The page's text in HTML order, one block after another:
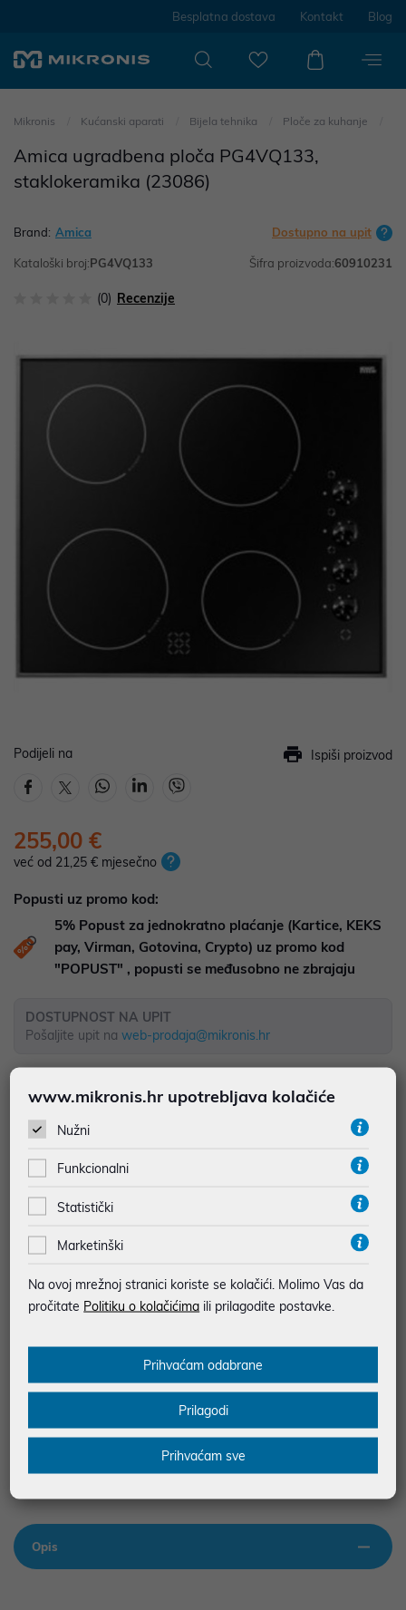
Besplatna dostava Kontakt Blog
Mikronis Kućanski aparati Bijela tehnika Ploče za kuhanje
Amica ugradbena ploča PG4VQ133,
staklokeramika (23086)
Brand: Amica Dostupno na upit
Kataloški broj:PG4VQ133 Šifra proizvoda:60910231
(0) Recenzije
Podijeli na Ispiši proizvod
255,00 €
već od 21,25 € mjesečno
Popusti uz promo kod:
5% Popust za jednokratno plaćanje (Kartice, KEKS
pay, Virman, Gotovina, Crypto) uz promo kod
"POPUST" , popusti se međusobno ne zbrajaju
DOSTUPNOST NA UPIT
Pošaljite upit na web-prodaja@mikronis.hr
Dodaj u favorite
najam za pravne osobe od 12 do 36 mj. već od
Vidi detalje
SIGURNA KUPOVINA
MOGUĆNOST PLAĆANJA NA RATE
Podaci uz artikle su prezentirani u dobroj namjeri. Mikronis d.o.o. ne
odgovara za eventualne pogreške nastale u opisu proizvoda, greške
prilikom štampanja te promjene u dostupnosti i cijene. Slike artikala su
ilustrativne prirode te ne moraju u potpunosti odgovarati artiklima. Za sve
eventualne nejasnoće možete nas kontaktirati na
web-prodaja@mikronis.hr
Opis
www.mikronis.hr upotrebljava kolačiće
Nužni
Funkcionalni
Statistički
Marketinški
Na ovoj mrežnoj stranici koriste se kolačići. Molimo Vas da
pročitate Politiku o kolačićima ili prilagodite postavke.
Prihvaćam odabrane
Prilagodi
Prihvaćam sve